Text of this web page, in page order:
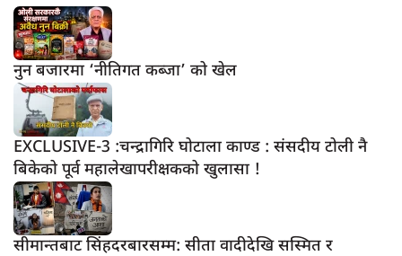
नुन बजारमा ‘नीतिगत कब्जा’ को खेल
EXCLUSIVE-3 :चन्द्रागिरि घोटाला काण्ड : संसदीय टोली नै
बिकेको पूर्व महालेखापरीक्षकको खुलासा !
सीमान्तबाट सिंहदरबारसम्म: सीता वादीदेखि सस्मित र